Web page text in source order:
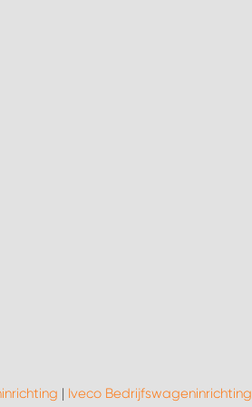
| Iveco Bedrijfswageninrichting